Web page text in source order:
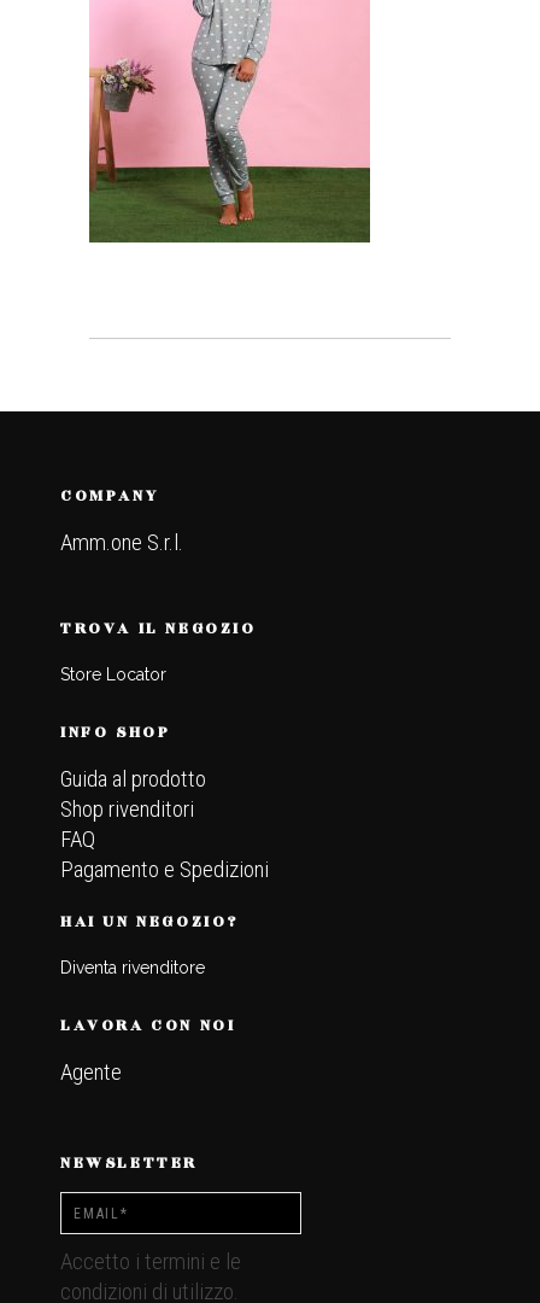
COMPANY
Amm.one S.r.l.
TROVA IL NEGOZIO
Store Locator
INFO SHOP
Guida al prodotto
Shop rivenditori
FAQ
Pagamento e Spedizioni
HAI UN NEGOZIO?
Diventa rivenditore
LAVORA CON NOI
Agente
NEWSLETTER
Accetto i termini e le
condizioni di utilizzo.